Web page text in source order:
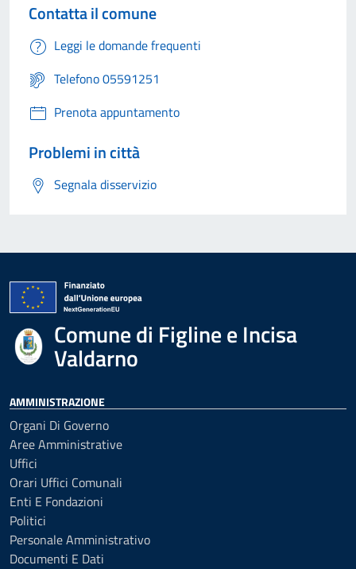
Contatta il comune
Leggi le domande frequenti
Telefono 05591251
Prenota appuntamento
Problemi in città
Segnala disservizio
Comune di Figline e Incisa
Valdarno
AMMINISTRAZIONE
Organi Di Governo
Aree Amministrative
Uffici
Orari Uffici Comunali
Enti E Fondazioni
Politici
Personale Amministrativo
Documenti E Dati